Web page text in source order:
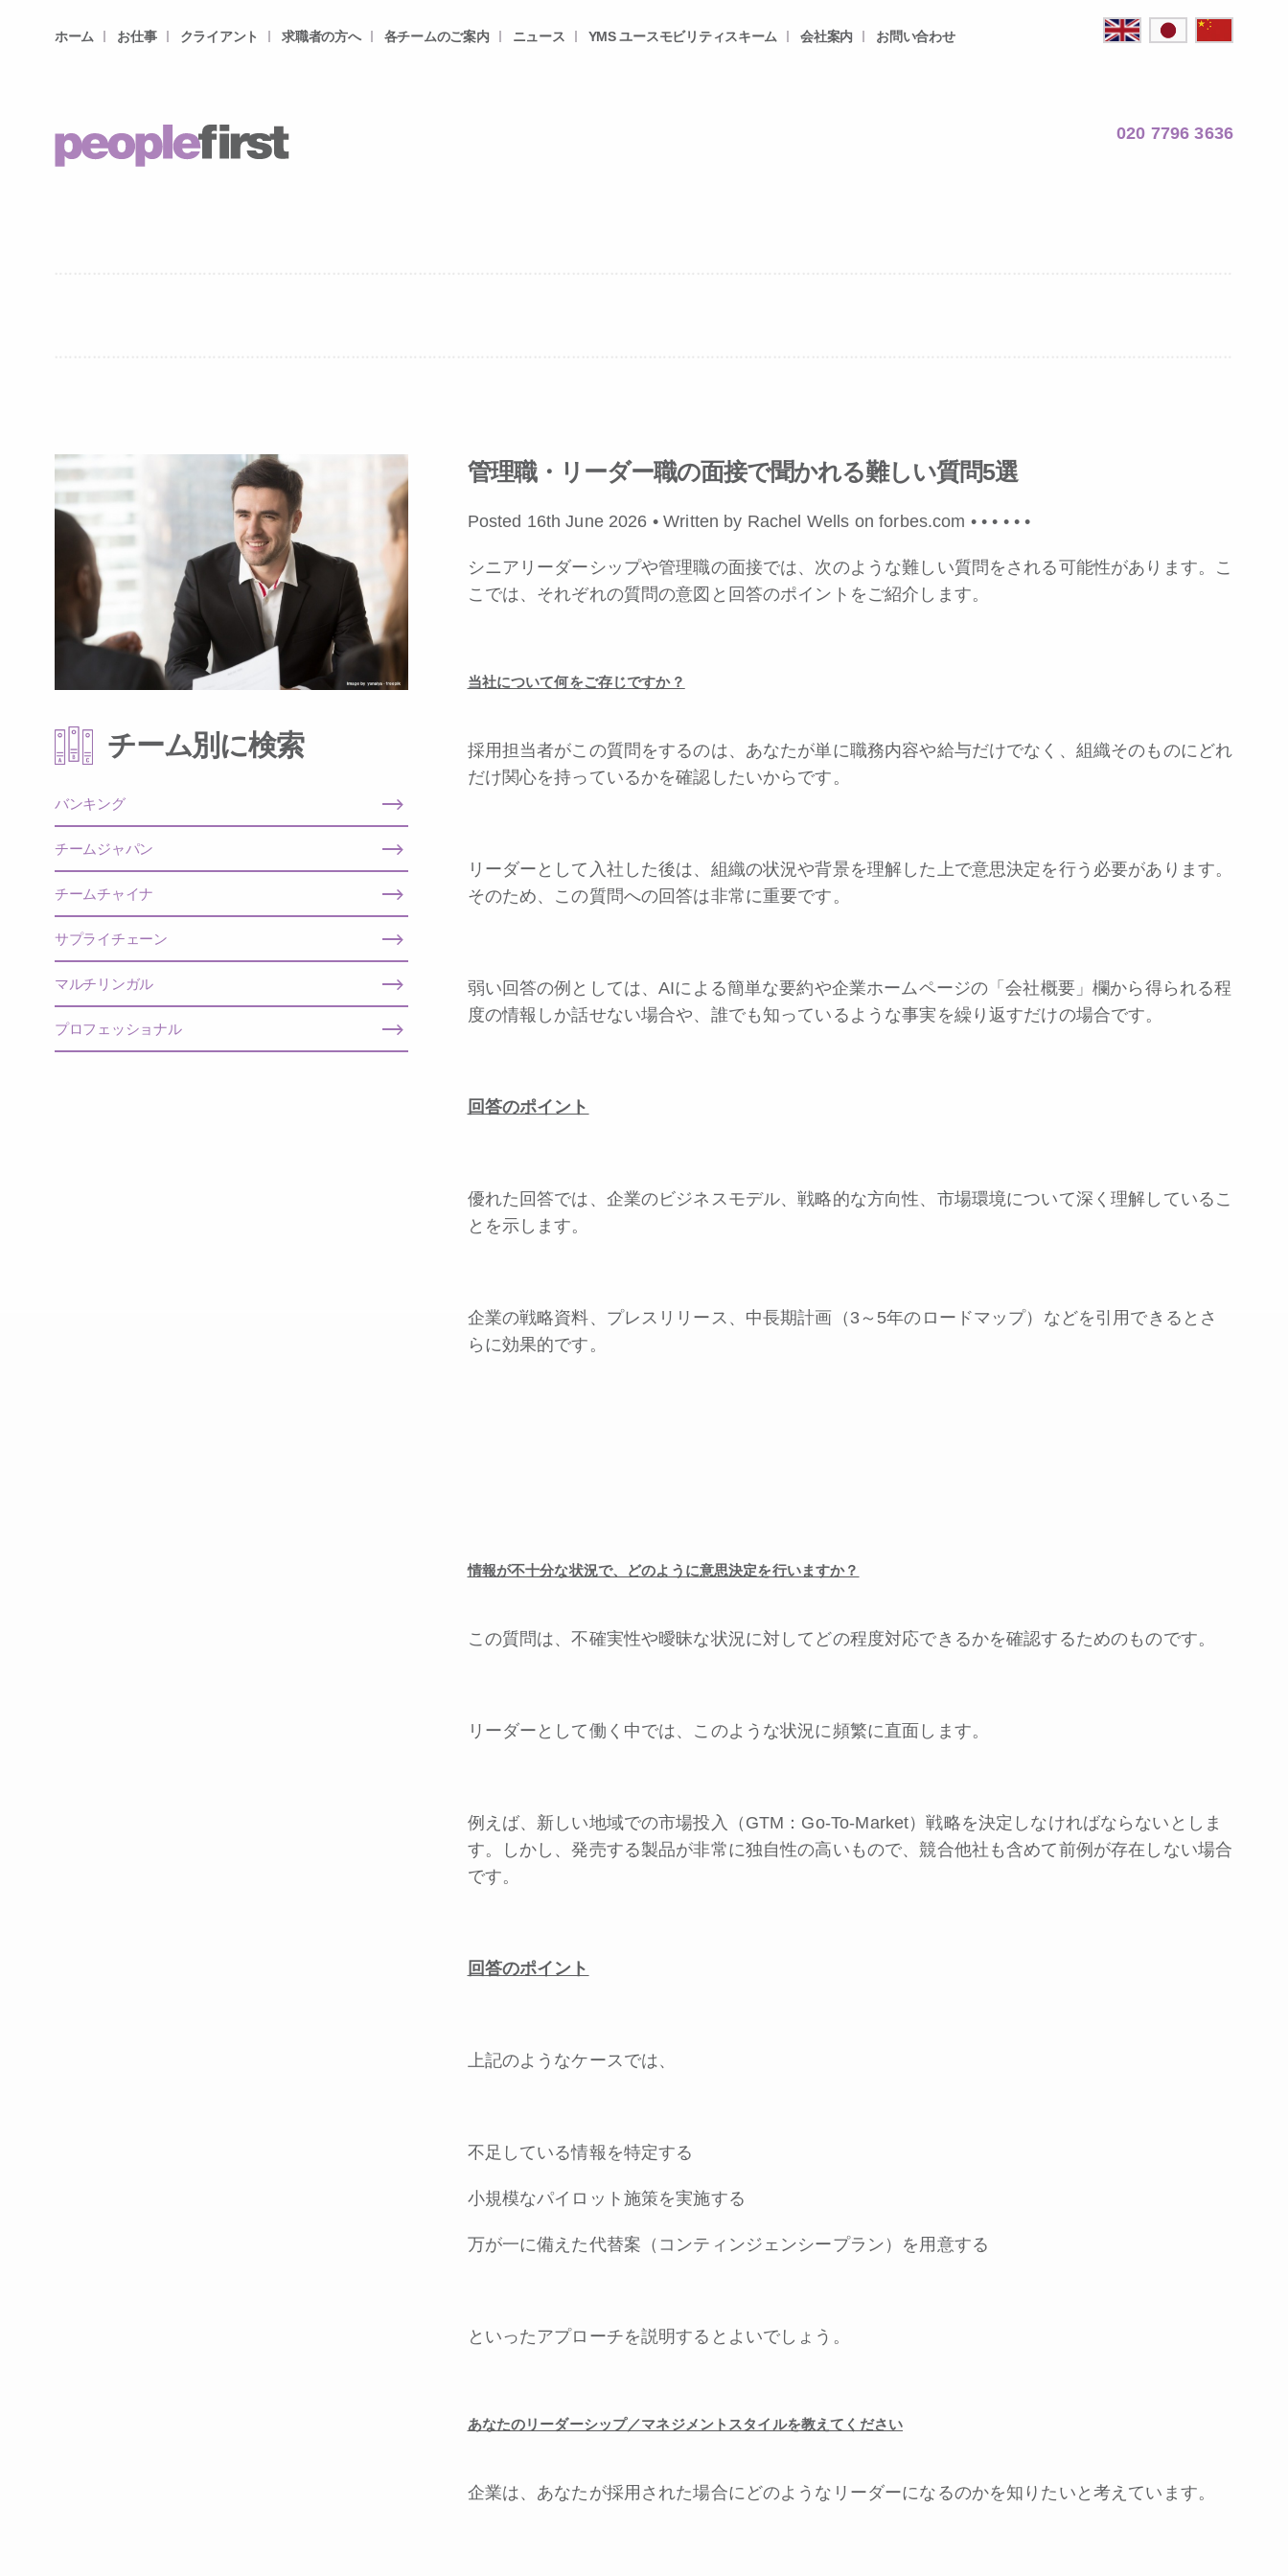
ホーム お仕事 クライアント 求職者の方へ 各チームのご案内 ニュース YMS ユースモビリティスキーム 会社案内 お問い合わせ
020 7796 3636
管理職・リーダー職の面接で聞かれる難しい質問5選
Posted 16th June 2026 • Written by Rachel Wells on forbes.com ••• •••
シニアリーダーシップや管理職の面接では、次のような難しい質問をされる可能性があります。こ
こでは、それぞれの質問の意図と回答のポイントをご紹介します。
当社について何をご存じですか？
採用担当者がこの質問をするのは、あなたが単に職務内容や給与だけでなく、組織そのものにどれ
だけ関心を持っているかを確認したいからです。
リーダーとして入社した後は、組織の状況や背景を理解した上で意思決定を行う必要があります。
そのため、この質問への回答は非常に重要です。
弱い回答の例としては、AIによる簡単な要約や企業ホームページの「会社概要」欄から得られる程
度の情報しか話せない場合や、誰でも知っているような事実を繰り返すだけの場合です。
回答のポイント
優れた回答では、企業のビジネスモデル、戦略的な方向性、市場環境について深く理解しているこ
とを示します。
企業の戦略資料、プレスリリース、中長期計画（3～5年のロードマップ）などを引用できるとさ
らに効果的です。
情報が不十分な状況で、どのように意思決定を行いますか？
この質問は、不確実性や曖昧な状況に対してどの程度対応できるかを確認するためのものです。
リーダーとして働く中では、このような状況に頻繁に直面します。
例えば、新しい地域での市場投入（GTM：Go-To-Market）戦略を決定しなければならないとしま
す。しかし、発売する製品が非常に独自性の高いもので、競合他社も含めて前例が存在しない場合
です。
回答のポイント
上記のようなケースでは、
不足している情報を特定する
小規模なパイロット施策を実施する
万が一に備えた代替案（コンティンジェンシープラン）を用意する
といったアプローチを説明するとよいでしょう。
あなたのリーダーシップ／マネジメントスタイルを教えてください
企業は、あなたが採用された場合にどのようなリーダーになるのかを知りたいと考えています。
チーム別に検索
バンキング
チームジャパン
チームチャイナ
サプライチェーン
マルチリンガル
プロフェッショナル